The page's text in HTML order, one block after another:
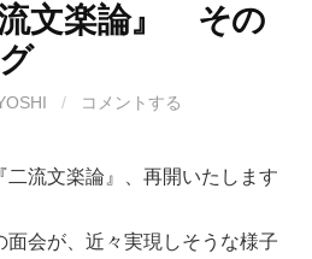
流文楽論』 その
/ コメントする
流文楽論』、再開いたします
会が、近々実現しそうな様子